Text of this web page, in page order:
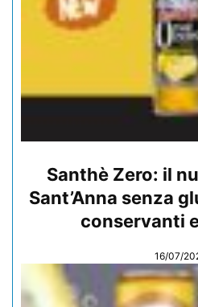
Santhè Zero: il
Sant’Anna senza
conservanti
16/07/